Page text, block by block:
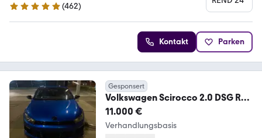
4.8 Sterne
(462)
Kontakt Parken
Gesponsert
Volkswagen Scirocco 2.0 DSG R
Line Bull X Performance
11.000 €
Verhandlungsbasis